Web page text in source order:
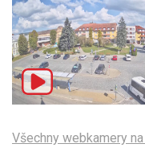
Všechny webkamery